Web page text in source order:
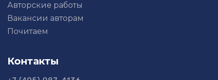
Авторские работы
Вакансии авторам
Почитаем
Контакты